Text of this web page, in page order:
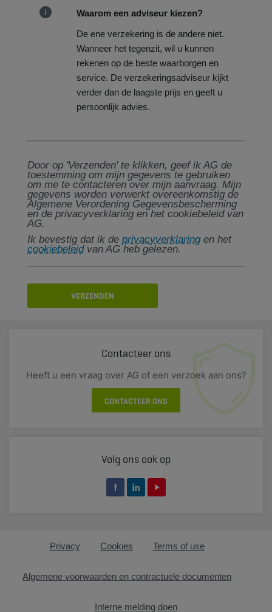
Waarom een adviseur kiezen?
De ene verzekering is de andere niet.
Wanneer het tegenzit, wil u kunnen
rekenen op de beste waarborgen en
service. De verzekeringsadviseur kijkt
verder dan de laagste prijs en geeft u
persoonlijk advies.
Door op 'Verzenden' te klikken, geef ik AG de
toestemming om mijn gegevens te gebruiken
om me te contacteren over mijn aanvraag. Mijn
gegevens worden verwerkt overeenkomstig de
Algemene Verordening Gegevensbescherming
en de privacyverklaring en het cookiebeleid van
AG.
Ik bevestig dat ik de privacyverklaringen het
cookiebeleidvan AG heb gelezen.
VERZENDEN
Contacteer ons
Heeft u een vraag over AG of een verzoek aan ons?
CONTACTEER ONS
Volg ons ook op
Privacy Cookies Terms of use
Algemene voorwaarden en contractuele documenten
Interne melding doen